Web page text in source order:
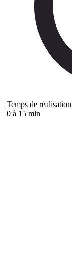
Temps de réalisation
0 à 15 min